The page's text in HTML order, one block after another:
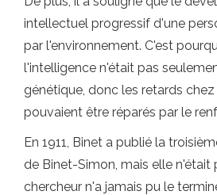
intellectuel progressif d'une
par l'environnement. C'est
l'intelligence n'était pas
génétique, donc les retards
pouvaient être réparés par le
En 1911, Binet a publié la
de Binet-Simon, mais elle n'était
chercheur n'a jamais pu le